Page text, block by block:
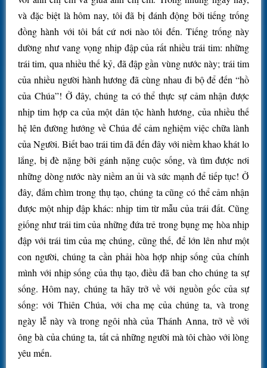
và đặc biệt là hôm nay, tôi đã bị đánh động bởi tiếng trống
đồng hành với tôi bất cứ nơi nào tôi đến. Tiếng trống này
dường như vang vọng nhịp đập của rất nhiều trái tim: những
trái tim, qua nhiều thế kỷ, đã đập gần vùng nước này; trái tim
của nhiều người hành hương đã cùng nhau đi bộ để đến “hồ
của Chúa”! Ở đây, chúng ta có thể thực sự cảm nhận được
nhịp tim hợp ca của một dân tộc hành hương, của nhiều thế
hệ lên đường hướng về Chúa để cảm nghiệm việc chữa lành
của Người. Biết bao trái tim đã đến đây với niềm khao khát lo
lắng, bị đè nặng bởi gánh nặng cuộc sống, và tìm được nơi
những dòng nước này niềm an ủi và sức mạnh để tiếp tục! Ở
đây, đắm chìm trong thụ tạo, chúng ta cũng có thể cảm nhận
được một nhịp đập khác: nhịp tim từ mẫu của trái đất. Cũng
giống như trái tim của những đứa trẻ trong bụng mẹ hòa nhịp
đập với trái tim của mẹ chúng, cũng thế, để lớn lên như một
con người, chúng ta cần phải hòa hợp nhịp sống của chính
mình với nhịp sống của thụ tạo, điều đã ban cho chúng ta sự
sống. Hôm nay, chúng ta hãy trở về với nguồn gốc của sự
sống: với Thiên Chúa, với cha mẹ của chúng ta, và trong
ngày lễ này và trong ngôi nhà của Thánh Anna, trở về với
ông bà của chúng ta, tất cả những người mà tôi chào với lòng
yêu mến.